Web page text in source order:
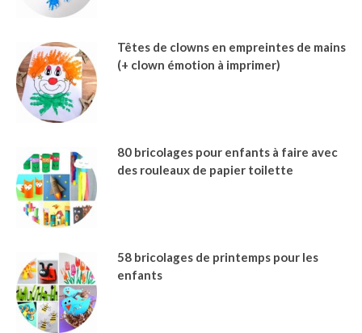
Têtes de clowns en empreintes de mains
(+ clown émotion à imprimer)
80 bricolages pour enfants à faire avec
des rouleaux de papier toilette
58 bricolages de printemps pour les
enfants